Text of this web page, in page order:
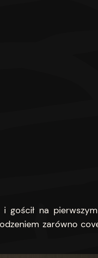
i gościł na
zarówno